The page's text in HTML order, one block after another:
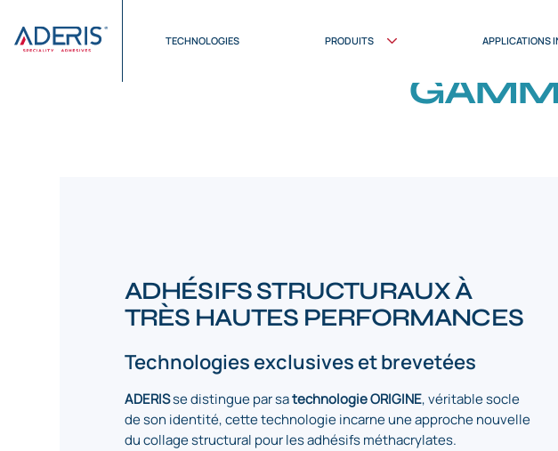
TECHNOLOGIES PRODUITS APPLICATIONS
ADHÉSIFS STRUCTURAUX À
TRÈS HAUTES PERFORMANCES
Technologies exclusives et brevetées
ADERISse distingue par satechnologie ORIGINE, véritable socle
de son identité, cette technologie incarne une approche nouvelle
du collage structural pour les adhésifs méthacrylates.